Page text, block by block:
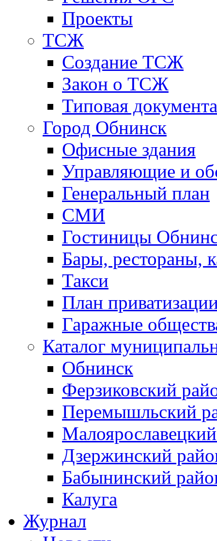
Проекты
ТСЖ
Создание ТСЖ
Закон о ТСЖ
Типовая
Город Обнинск
Офисные здания
Управляющие и
Генеральный план
СМИ
Гостиницы
Бары, рестораны,
Такси
План
Гаражные
Каталог
Обнинск
Ферзиковский
Перемышльский
Дзержинский
Бабынинский
Калуга
Журнал